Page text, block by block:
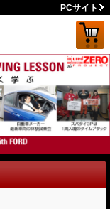
PCサイト